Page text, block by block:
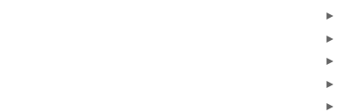
►
►
►
►
►